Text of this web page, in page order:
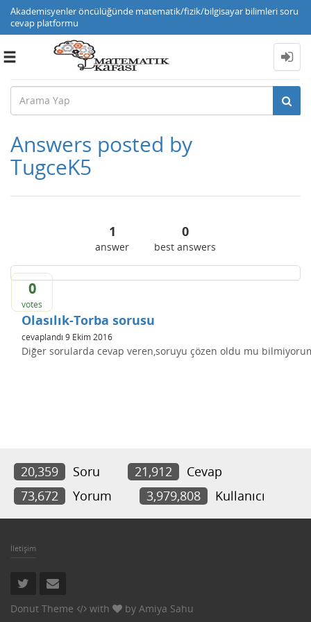
Akademisyenler öncülüğünde matematik/fizik/bilgisayar bilimleri soru
cevap platformu
Toggle
Answers posted by
TugceK5
1
answer
0
best answers
0
votes
Olasılık-Torba sorusu
cevaplandı 9 Ekim 2016
Diğer sorularda cevap veren,soruyu çözen oldu mu
20,359 Soru 21,912
Cevap
73,672
Yorum 3,979,808 Kullanıcı
İletişim
Donut Theme with by Amiya Sahu